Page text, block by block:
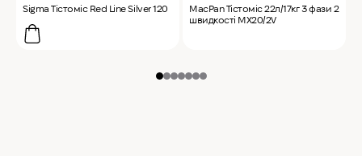
Sigma Тістоміс Red Line Silver 120
MacPan Тістоміс 22л/17кг 3 фази 2
швидкості MX20/2V